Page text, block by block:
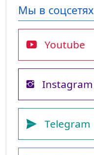
Мы в соцсетях
Youtube
Instagram
Telegram